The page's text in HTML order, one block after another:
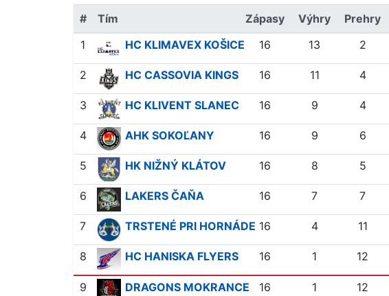
# Tím Zápasy Výhry Prehry
1
HC KLIMAVEX KOŠICE 16 13 2
2 HC CASSOVIA KINGS 16 11 4
3 HC KLIVENT SLANEC 16 9 4
4 AHK SOKOĽANY 16 9 6
5 HK NIŽNÝ KLÁTOV 16 8 5
6 LAKERS ČAŇA 16 7 7
7 TRSTENÉ PRI HORNÁDE 16 4 11
8 HC HANISKA FLYERS 16 1 12
9 DRAGONS MOKRANCE 16 1 12